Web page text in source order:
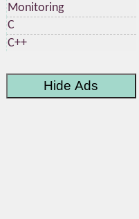
Monitoring
C
C++
Hide Ads